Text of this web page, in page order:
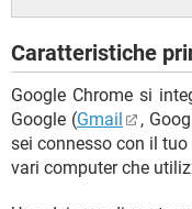
Caratteristiche
Google Chrome si
Google (Gmail
,
sei connesso con il
vari computer che